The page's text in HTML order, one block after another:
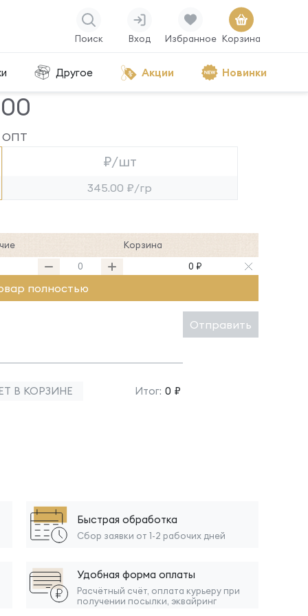
Поиск Вход Избранное Корзина
Другое Акции Новинки
ОПТ
₽/шт
345.00 ₽/гр
Корзина
0 ₽
полностью
Отправить
В КОРЗИНЕ Итог: 0 ₽
Быстрая обработка
Сбор заявки от 1-2 рабочих дней
Удобная форма оплаты
Расчётный счёт, оплата курьеру при
получении посылки, эквайринг